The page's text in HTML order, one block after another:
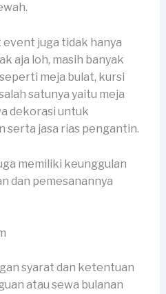
juga tidak hanya
aja loh, masih banyak
meja bulat, kursi
satunya yaitu meja
dekorasi untuk
serta jasa rias pengantin.
memiliki keunggulan
dan pemesanannya
syarat dan ketentuan
atau sewa bulanan